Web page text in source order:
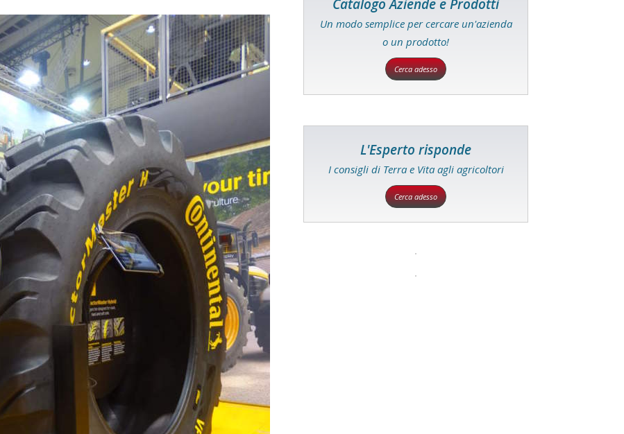
Catalogo Aziende e Prodotti
Un modo semplice per cercare un'azienda
o un prodotto!
Cerca adesso
L'Esperto risponde
I consigli di Terra e Vita agli agricoltori
Cerca adesso